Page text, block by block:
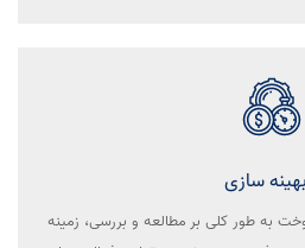
بهینه سازی
به طور کلی بر مطالعه و بررسی، زمینه